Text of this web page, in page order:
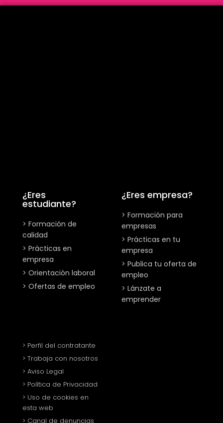
¿Eres
estudiante?
> Formación de
calidad
> Prácticas en
empresa
> Orientación laboral
> Ofertas de empleo
¿Eres empresa?
> Formación para
empresas
> Prácticas en tu
empresa
> Publica tu oferta de
empleo
> Lánzate a
emprender
> Perfil del contratante
> Trabaja con nosotros
> Aviso Legal
> Política de Privacidad
> Uso de cookies en
esta web
> Canal de denuncias